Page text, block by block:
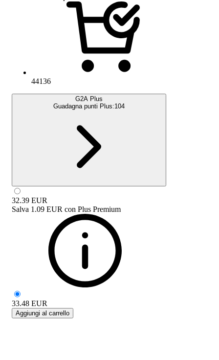
44136
G2A Plus
Guadagna punti Plus:104
32.39 EUR
Salva 1.09 EUR con Plus Premium
33.48 EUR
Aggiungi al carrello